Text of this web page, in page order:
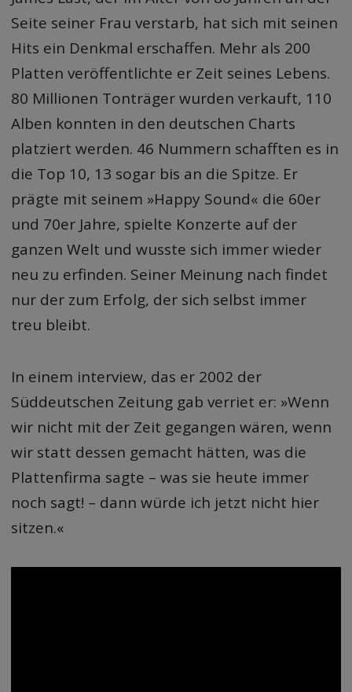
Seite seiner Frau verstarb, hat sich mit seinen
Hits ein Denkmal erschaffen. Mehr als 200
Platten veröffentlichte er Zeit seines Lebens.
80 Millionen Tonträger wurden verkauft, 110
Alben konnten in den deutschen Charts
platziert werden. 46 Nummern schafften es in
die Top 10, 13 sogar bis an die Spitze. Er
prägte mit seinem »Happy Sound« die 60er
und 70er Jahre, spielte Konzerte auf der
ganzen Welt und wusste sich immer wieder
neu zu erfinden. Seiner Meinung nach findet
nur der zum Erfolg, der sich selbst immer
treu bleibt.
In einem interview, das er 2002 der
Süddeutschen Zeitung gab verriet er: »Wenn
wir nicht mit der Zeit gegangen wären, wenn
wir statt dessen gemacht hätten, was die
Plattenfirma sagte – was sie heute immer
noch sagt! – dann würde ich jetzt nicht hier
sitzen.«